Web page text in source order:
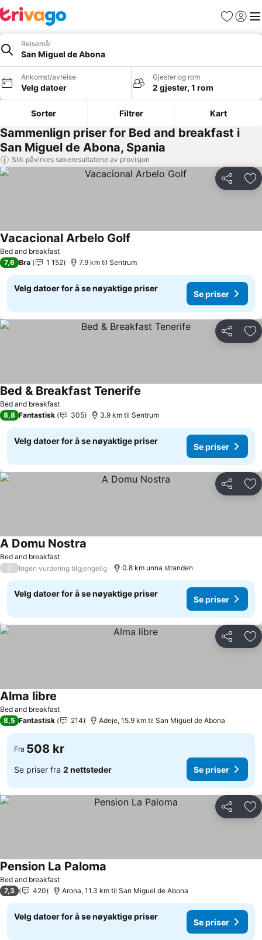
Favoritter
Logg
Reisemål
San Miguel de Abona
Ankomst/avreise
Velg datoer
Gjester og rom
2 gjester, 1 rom
Sorter Filtrer Kart
Sammenlign priser for Bed and breakfast i
San Miguel de Abona, Spania
Slik påvirkes søkeresultatene av provisjon
Del
Bed and breakfast
Vacacional Arbelo Golf
7,6 Bra 1 152 7.9 km til Sentrum
Velg datoer for å se nøyaktige priser
Se priser
Del
Bed and breakfast
Bed & Breakfast Tenerife
8,8 Fantastisk 305 3.9 km til Sentrum
Velg datoer for å se nøyaktige priser
Se priser
Del
Bed and breakfast
A Domu Nostra
/ Ingen vurdering tilgjengelig 0.8 km unna stranden
Velg datoer for å se nøyaktige priser
Se priser
Del
Bed and breakfast
Alma libre
8,5 Fantastisk 214 Adeje, 15.9 km til San Miguel de Abona
Fra 508 kr
Se priser fra 2 nettsteder Se priser
Del
Bed and breakfast
Pension La Paloma
7,3 420 Arona, 11.3 km til San Miguel de Abona
Velg datoer for å se nøyaktige priser
Se priser